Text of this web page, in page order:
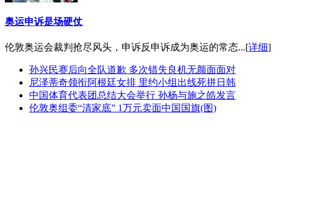
奥运申诉是场硬仗
伦敦奥运会裁判抢尽风头，申诉反申诉成为奥运的常态...[详细]
孙兴民赛后向全队道歉 多次错失良机无颜面面对
尼泽蒂奇领衔阿根廷女排 里约小组出线死拼日韩
中国体育代表团总结大会举行 孙杨与施之皓发言
伦敦奥组委“清家底” 1万元卖面中国国旗(图)